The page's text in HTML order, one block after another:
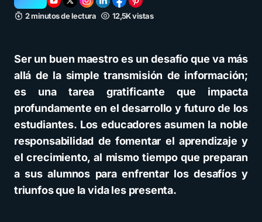
2 minutos de lectura 12,5K vistas
Ser un buen maestro es un desafío que va más
allá de la simple transmisión de información;
es una tarea gratificante que impacta
profundamente en el desarrollo y futuro de los
estudiantes. Los educadores asumen la noble
responsabilidad de fomentar el aprendizaje y
el crecimiento, al mismo tiempo que preparan
a sus alumnos para enfrentar los desafíos y
triunfos que la vida les presenta.